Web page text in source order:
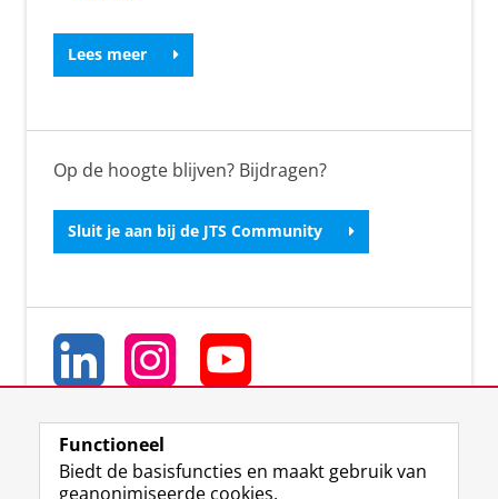
Lees meer
Op de hoogte blijven? Bijdragen?
Sluit je aan bij de JTS Community
Functioneel
Biedt de basisfuncties en maakt gebruik van
geanonimiseerde cookies.